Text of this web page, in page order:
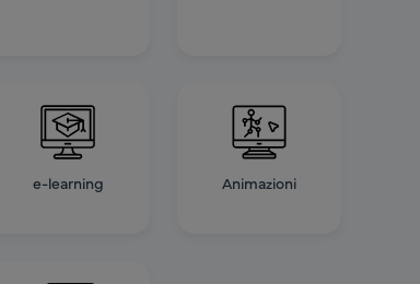
e-learning Animazioni